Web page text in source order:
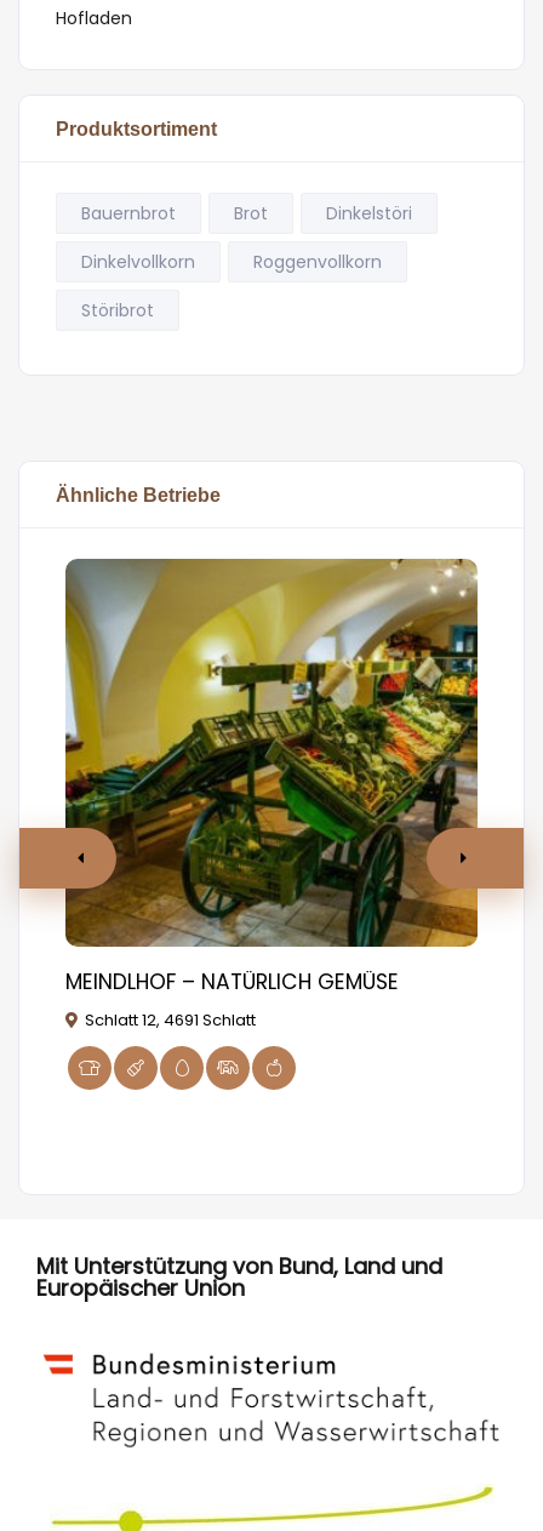
Hofladen
Produktsortiment
Bauernbrot Brot
Dinkelstöri
Dinkelvollkorn
Roggenvollkorn
Störibrot
Ähnliche Betriebe
MEINDLHOF – NATÜRLICH GEMÜSE
Schlatt 12, 4691 Schlatt
Mit Unterstützung von Bund, Land und
Europäischer Union